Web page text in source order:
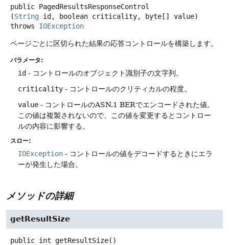
public PagedResultsResponseControl
(String id, boolean criticality, byte[] value)
throws IOException
ページごとに区切られた結果の応答コントロールを構築します。
パラメータ:
id - コントロールのオブジェクト識別子の文字列。
criticality - コントロールのクリティカルの程度。
value - コントロールのASN.1 BERでエンコードされた値。
この値は複製されないので、この値を変更するとコントロー
ルの内容に影響する。
スロー:
IOException - コントロールの値をデコードするときにエラ
ーが発生した場合。
メソッドの詳細
getResultSize
public int getResultSize()